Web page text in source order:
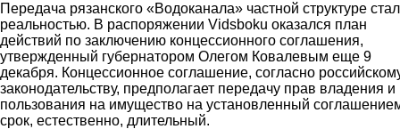
Передача рязанского «Водоканала» частной структуре
реальностью. В распоряжении Vidsboku оказался план
действий по заключению концессионного соглашения,
утвержденный губернатором Олегом Ковалевым еще 9
декабря. Концессионное соглашение, согласно
законодательству, предполагает передачу прав владения и
пользования на имущество на установленный
срок, естественно, длительный.